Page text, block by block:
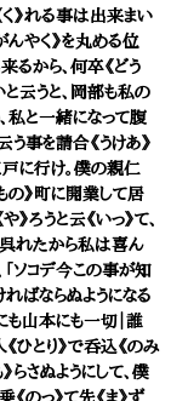
く》れる事は出来まい
やく》を丸める位
るから、何卒《どう
と云うと、岡部も私の
私と一緒になって腹
う事を請合《うけあ》
戸に行け。僕の親仁
の》町に開業して居
》ろうと云《いっ》て、
呉れたから私は喜ん
「ソコデ今この事が知
ばならぬようになる
も山本にも一切｜誰
ひとり》で呑込《のみ
らさぬようにして、僕
のっ》て先《ま》ず